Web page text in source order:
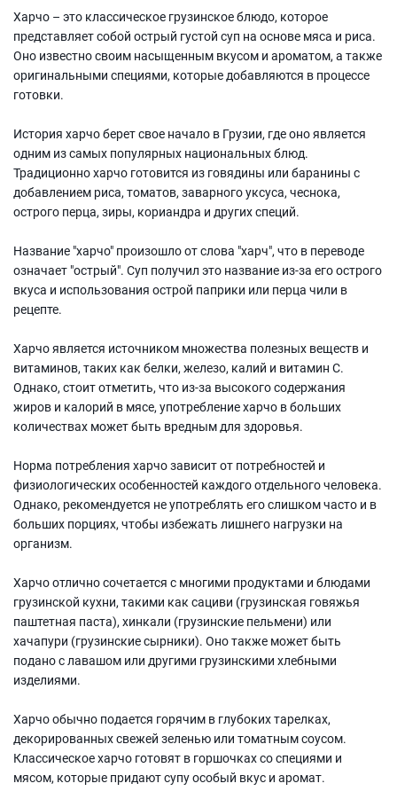
Харчо – это классическое грузинское блюдо, которое
представляет собой острый густой суп на основе мяса и риса.
Оно известно своим насыщенным вкусом и ароматом, а также
оригинальными специями, которые добавляются в процессе
готовки.
История харчо берет свое начало в Грузии, где оно является
одним из самых популярных национальных блюд.
Традиционно харчо готовится из говядины или баранины с
добавлением риса, томатов, заварного уксуса, чеснока,
острого перца, зиры, кориандра и других специй.
Название "харчо" произошло от слова "харч", что в переводе
означает "острый". Суп получил это название из-за его острого
вкуса и использования острой паприки или перца чили в
рецепте.
Харчо является источником множества полезных веществ и
витаминов, таких как белки, железо, калий и витамин С.
Однако, стоит отметить, что из-за высокого содержания
жиров и калорий в мясе, употребление харчо в больших
количествах может быть вредным для здоровья.
Норма потребления харчо зависит от потребностей и
физиологических особенностей каждого отдельного человека.
Однако, рекомендуется не употреблять его слишком часто и в
больших порциях, чтобы избежать лишнего нагрузки на
организм.
Харчо отлично сочетается с многими продуктами и блюдами
грузинской кухни, такими как сациви (грузинская говяжья
паштетная паста), хинкали (грузинские пельмени) или
хачапури (грузинские сырники). Оно также может быть
подано с лавашом или другими грузинскими хлебными
изделиями.
Харчо обычно подается горячим в глубоких тарелках,
декорированных свежей зеленью или томатным соусом.
Классическое харчо готовят в горшочках со специями и
мясом, которые придают супу особый вкус и аромат.